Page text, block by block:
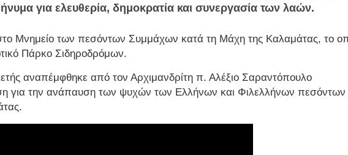
για ελευθερία, δημοκρατία και συνεργασία των λαών.
Μνημείο των πεσόντων Συμμάχων κατά τη Μάχη της Καλαμάτας, το
Πάρκο Σιδηροδρόμων.
αναπέμφθηκε από τον Αρχιμανδρίτη π. Αλέξιο Σαραντόπουλο
για την ανάπαυση των ψυχών των Ελλήνων και Φιλελλήνων πεσόντων